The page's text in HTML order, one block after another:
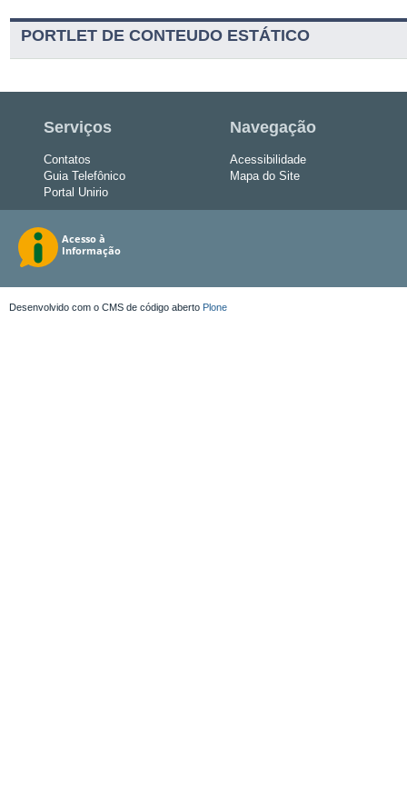
PORTLET DE CONTEUDO ESTÁTICO
Serviços
Contatos
Guia Telefônico
Portal Unirio
Navegação
Acessibilidade
Mapa do Site
Desenvolvido com o CMS de código aberto Plone